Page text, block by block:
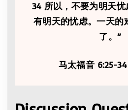
34 所以，不要为明天
有明天的忧虑。一天的
了。”
马太福音 6:25-34